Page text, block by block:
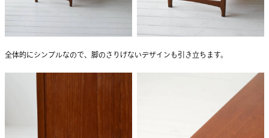
全体的にシンプルなので、脚のさりげないデザインも引き立ちます。